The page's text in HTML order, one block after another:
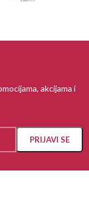
akcijama i